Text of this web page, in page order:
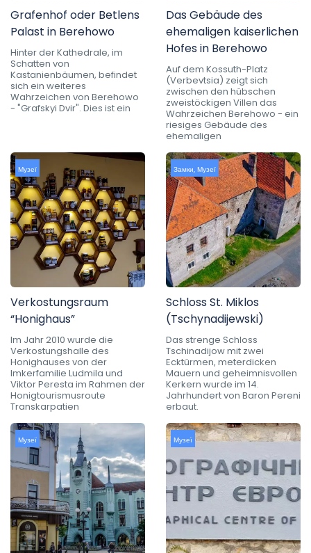
Grafenhof oder Betlens
Palast in Berehowo
Hinter der Kathedrale, im
Schatten von
Kastanienbäumen, befindet
sich ein weiteres
Wahrzeichen von Berehowo
- "Grafskyi Dvir". Dies ist ein
Das Gebäude des
ehemaligen kaiserlichen
Hofes in Berehowo
Auf dem Kossuth-Platz
(Verbevtsia) zeigt sich
zwischen den hübschen
zweistöckigen Villen das
Wahrzeichen Berehowo - ein
riesiges Gebäude des
ehemaligen
Музеї
Verkostungsraum
“Honighaus”
Im Jahr 2010 wurde die
Verkostungshalle des
Honighauses von der
Imkerfamilie Ludmila und
Viktor Peresta im Rahmen der
Honigtourismusroute
Transkarpatien
Замки, Музеї
Schloss St. Miklos
(Tschynadijewski)
Das strenge Schloss
Tschinadijow mit zwei
Ecktürmen, meterdicken
Mauern und geheimnisvollen
Kerkern wurde im 14.
Jahrhundert von Baron Pereni
erbaut.
Музеї Музеї